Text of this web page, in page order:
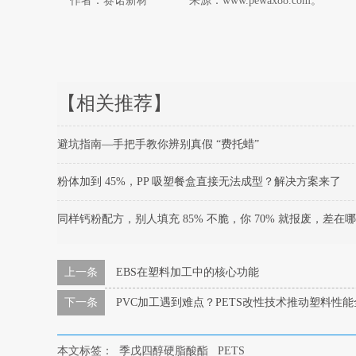
【相关推荐】
避坑指南—手把手教你辨别真假 “费托蜡”
粉体加到 45%，PP 吸塑餐盒直接无法成型？解决方案来了
同样钙粉配方，别人填充 85% 不脆，你 70% 就报废，差在哪
上一条 EBS在塑料加工中的核心功能
下一条 PVC加工遇到难点？PETS改性技术推动塑料性能
本文标签： 季戊四醇硬脂酸酯 PETS